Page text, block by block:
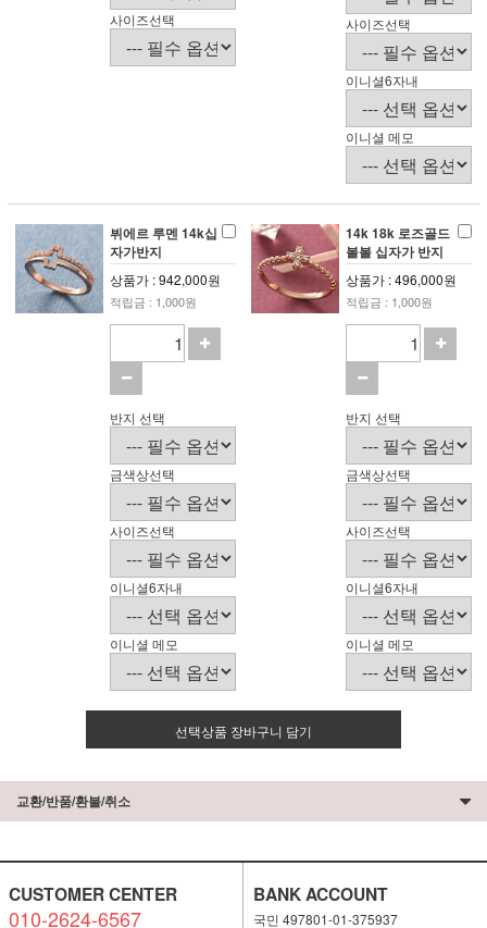
사이즈선택 사이즈선택
이니셜6자내
이니셜 메모
뷔에르 루멘 14k십
자가반지
상품가 : 942,000원
적립금 : 1,000원
반지 선택
금색상선택
사이즈선택
이니셜6자내
이니셜 메모
14k 18k 로즈골드
볼볼 십자가 반지
상품가 : 496,000원
적립금 : 1,000원
반지 선택
금색상선택
사이즈선택
이니셜6자내
이니셜 메모
선택상품 장바구니 담기
교환/반품/환불/취소
CUSTOMER CENTER
010-2624-6567
BANK ACCOUNT
국민 497801-01-375937